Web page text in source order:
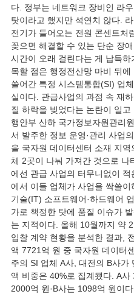
다. 정부는 네트워크 장비인 라
탓이라고 했지만 석연치 않다.
전기가 들어오는 전원 콘센트처
꽂으면 해결할 수 있는 단순 장
시간이 오래 걸린다는 게 납득하
목할 점은 행정전산망 마비 뒤에
쓸어간 특정 시스템통합(SI) 업
실이다. 관급사업의 과점 속 재
질 하락을 빚었다는 논란이 일고
행안부 산하 국가정보자원관리
서 발주한 정보 운영·관리 사업
을 국자원 데이터센터 소재 지역
체 2곳이 나눠 가져간 것으로 나
에선 관급 사업의 터무니없이 적
에서 이들 업체가 사업을 싹쓸이
기술(IT) 소프트웨어·하드웨어
가로 책정한 탓에 품질 이슈가
는 지적이다. 올해 10월까지 약
입찰 계약 현황을 분석한 결과,
액 7721억 원 중 국자원 데이터
주의 SI 업체 A사, 대전의 B사가
액 비중은 40%로 집계됐다. A사
2000억 원·B사는 1098억 원이